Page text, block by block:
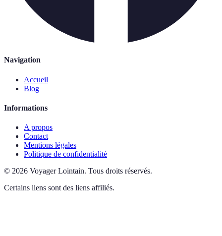
Navigation
Accueil
Blog
Informations
A propos
Contact
Mentions légales
Politique de confidentialité
© 2026 Voyager Lointain. Tous droits réservés.
Certains liens sont des liens affiliés.